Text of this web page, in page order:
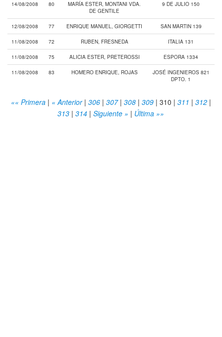
14/08/2008 80
MARÍA ESTER, MONTANI VDA.
DE GENTILE
9 DE JULIO 150
12/08/2008 77 ENRIQUE MANUEL, GIORGETTI SAN MARTIN 139
11/08/2008 72 RUBEN, FRESNEDA ITALIA 131
11/08/2008 75 ALICIA ESTER, PRETEROSSI ESPORA 1334
11/08/2008 83 HOMERO ENRIQUE, ROJAS
JOSÉ INGENIEROS 821
DPTO. 1
«« Primera | « Anterior| 306 | 307| 308 | 309 | 310 | 311 | 312 |
313 |314 |Siguiente » | Última »»